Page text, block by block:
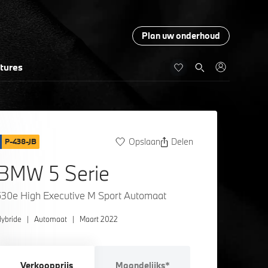
Plan uw onderhoud
P-438-JB Opslaan Delen
5 Serie
High Executive M Sport Automaat
| Automaat | Maart 2022
Verkoopprijs Maandelijks*